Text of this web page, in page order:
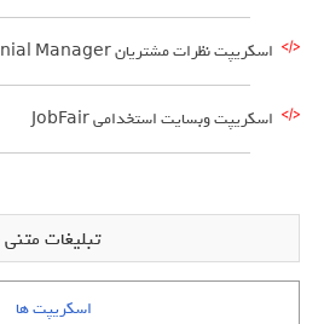
اسکریپت نظرات مشتریان Testimonial Manager
اسکریپت وبسایت استخدامی JobFair
تبلیغات متنی
اسکریپت ها